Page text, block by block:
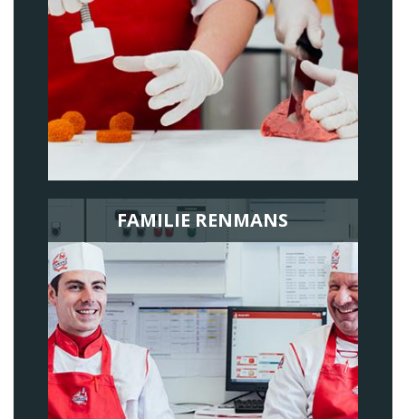
FAMILIE RENMANS